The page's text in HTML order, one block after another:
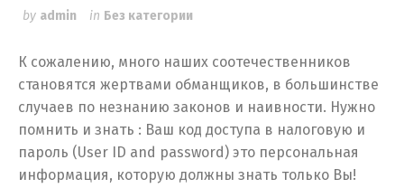
by admin in Без категории
К сожалению, много наших соотечественников
становятся жертвами обманщиков, в большинстве
случаев по незнанию законов и наивности. Нужно
помнить и знать : Ваш код доступа в налоговую и
пароль (User ID and password) это персональная
информация, которую должны знать только Вы!